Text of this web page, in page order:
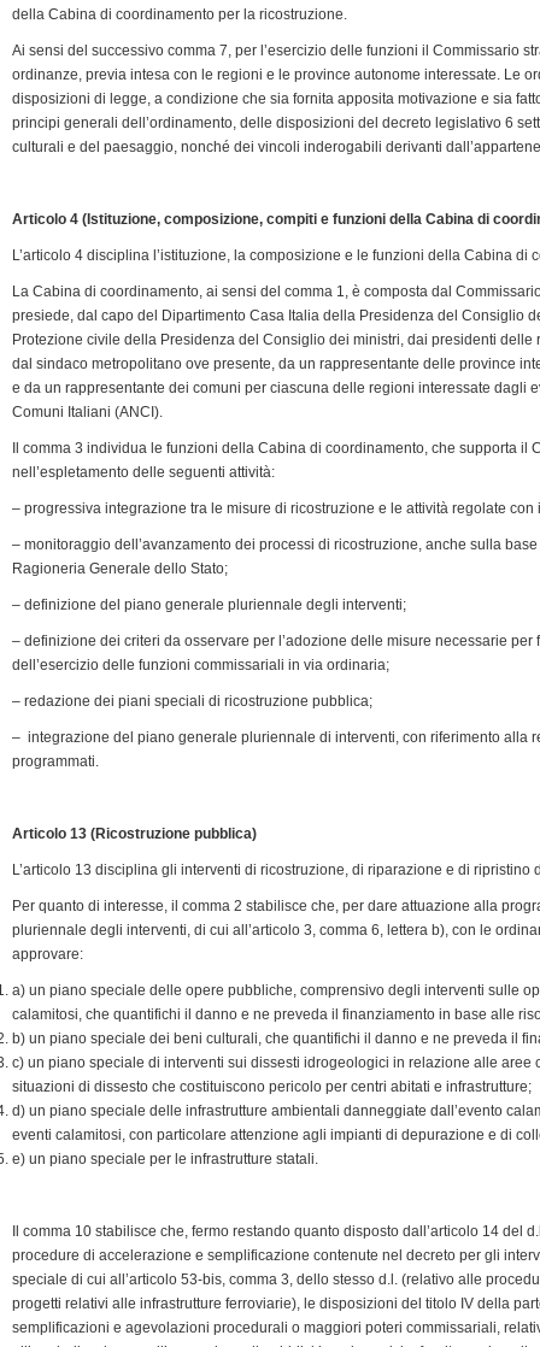
della Cabina di coordinamento per la ricostruzione.
Ai sensi del successivo comma 7, per l’esercizio delle funzioni il Commissario
ordinanze, previa intesa con le regioni e le province autonome interessate. Le
disposizioni di legge, a condizione che sia fornita apposita motivazione e sia
principi generali dell’ordinamento, delle disposizioni del decreto legislativo 6
culturali e del paesaggio, nonché dei vincoli inderogabili derivanti
Articolo 4 (Istituzione, composizione, compiti e funzioni della Cabina di
L’articolo 4 disciplina l’istituzione, la composizione e le funzioni della Cabina di
La Cabina di coordinamento, ai sensi del comma 1, è composta dal
presiede, dal capo del Dipartimento Casa Italia della Presidenza del Consiglio
Protezione civile della Presidenza del Consiglio dei ministri, dai presidenti
dal sindaco metropolitano ove presente, da un rappresentante delle province
e da un rappresentante dei comuni per ciascuna delle regioni interessate dagli
Comuni Italiani (ANCI).
Il comma 3 individua le funzioni della Cabina di coordinamento, che supporta il
nell’espletamento delle seguenti attività:
– progressiva integrazione tra le misure di ricostruzione e le attività regolate con
– monitoraggio dell’avanzamento dei processi di ricostruzione, anche sulla
Ragioneria Generale dello Stato;
– definizione del piano generale pluriennale degli interventi;
– definizione dei criteri da osservare per l’adozione delle misure necessarie
dell’esercizio delle funzioni commissariali in via ordinaria;
– redazione dei piani speciali di ricostruzione pubblica;
– integrazione del piano generale pluriennale di interventi, con riferimento alla
programmati.
Articolo 13 (Ricostruzione pubblica)
L’articolo 13 disciplina gli interventi di ricostruzione, di riparazione e di
Per quanto di interesse, il comma 2 stabilisce che, per dare attuazione alla
pluriennale degli interventi, di cui all’articolo 3, comma 6, lettera b), con le
approvare:
a) un piano speciale delle opere pubbliche, comprensivo degli interventi sulle
calamitosi, che quantifichi il danno e ne preveda il finanziamento in base alle
b) un piano speciale dei beni culturali, che quantifichi il danno e ne preveda il
c) un piano speciale di interventi sui dissesti idrogeologici in relazione alle
situazioni di dissesto che costituiscono pericolo per centri abitati e infrastrutture;
d) un piano speciale delle infrastrutture ambientali danneggiate dall’evento
eventi calamitosi, con particolare attenzione agli impianti di depurazione e di
e) un piano speciale per le infrastrutture statali.
Il comma 10 stabilisce che, fermo restando quanto disposto dall’articolo 14 del
procedure di accelerazione e semplificazione contenute nel decreto per gli
speciale di cui all’articolo 53-bis, comma 3, dello stesso d.l. (relativo alle
progetti relativi alle infrastrutture ferroviarie), le disposizioni del titolo IV della
semplificazioni e agevolazioni procedurali o maggiori poteri commissariali,